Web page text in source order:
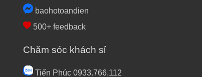
baohotoandien
500+ feedback
Chăm sóc khách sỉ
Tiến Phúc 0933.766.112